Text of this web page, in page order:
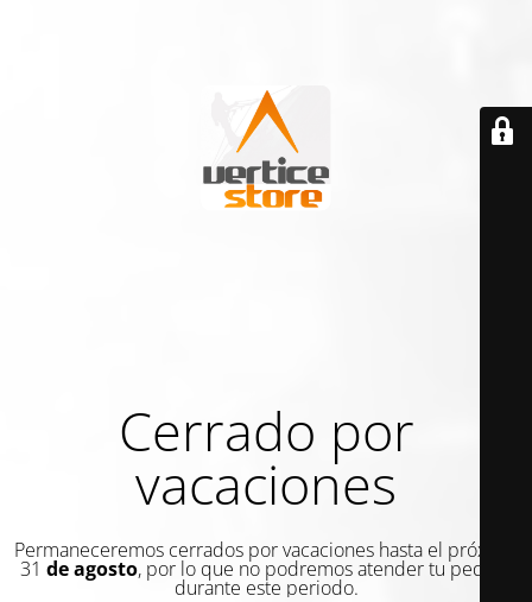
Cerrado por
vacaciones
Permaneceremos cerrados por vacaciones hasta el próximo
31 de agosto, por lo que no podremos atender tu pedido
durante este periodo.